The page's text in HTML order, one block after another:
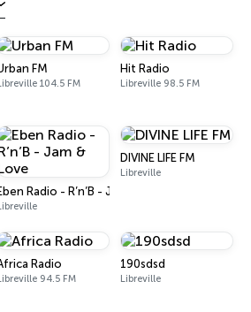
FM
104.5 FM
Hit Radio
Libreville 98.5 FM
Radio - R’n’B - Jam & Love
DIVINE LIFE FM
Libreville
Radio
94.5 FM
190sdsd
Libreville